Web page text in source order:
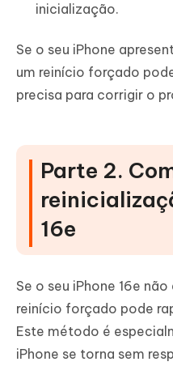
inicialização.
Se o seu iPhone
um reinício forçado
precisa para corrigir o
Parte 2.
16e
Se o seu iPhone 16e
reinício forçado pode
Este método é
iPhone se torna sem